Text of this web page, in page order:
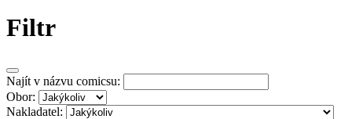
Filtr
Najít v názvu comicsu:
Obor:
Nakladatel: